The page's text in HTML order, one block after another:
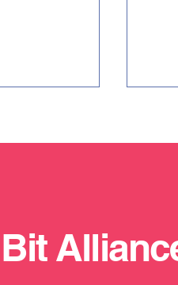
u BiH i
prijave
Bit